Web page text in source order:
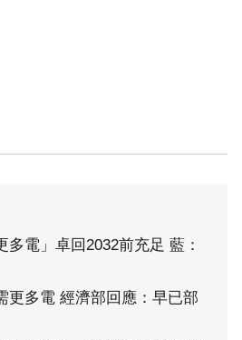
多電」卓回2032前充足 藍：
更多電 經濟部回應：早已部